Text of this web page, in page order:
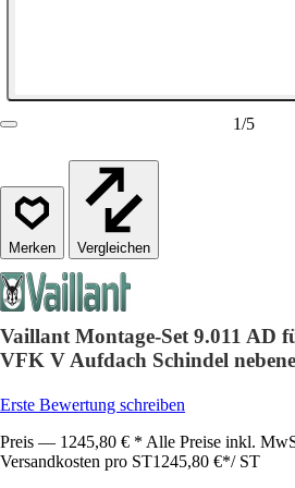
1/5
Vergleichen
Vaillant Montage-Set 9.011 AD
VFK V Aufdach Schindel
Erste Bewertung schreiben
Preis — 1245,80 € * Alle Preise inkl.
Versandkosten pro ST1245,80 €*/ ST